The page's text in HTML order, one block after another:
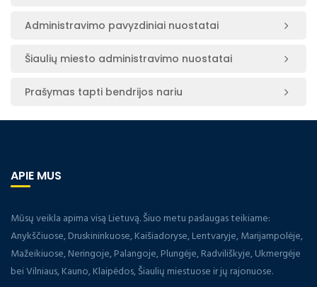
Administravimo pavyzdiniai nuostatai
Šiaulių miesto administravimo nuostatai
Prašymas tapti bendrijos nariu
APIE MUS
Mūsų veikla apima visą Lietuvą. Šiuo metu paslaugas teikiame:
Anykščiuose, Druskininkuose, Kaišiadoryse, Lentvaryje, Marijampolėje,
Mažeikiuose, Neringoje, Palangoje, Plungėje, Radviliškyje, Ukmergėje
bei Vilniaus, Kauno, Klaipėdos, Šiaulių miestuose ir jų rajonuose.